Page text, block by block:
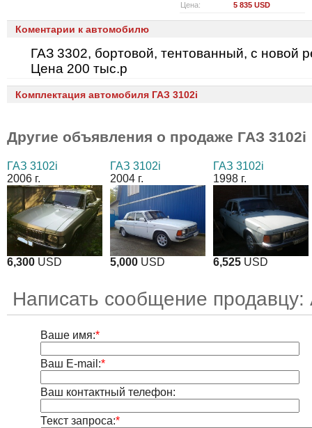
Цена:
5 835 USD
Коментарии к автомобилю
ГАЗ 3302, бортовой, тентованный, с новой
Цена 200 тыс.р
Комплектация автомобиля ГАЗ 3102i
Другие объявления о продаже ГАЗ 3102i
ГАЗ 3102i
2006 г.
6,300 USD
ГАЗ 3102i
2004 г.
5,000 USD
ГАЗ 3102i
1998 г.
6,525 USD
Написать сообщение продавцу:
Ваше имя:*
Ваш E-mail:*
Ваш контактный телефон:
Текст запроса:*